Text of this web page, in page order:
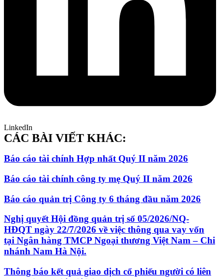
LinkedIn
CÁC BÀI VIẾT KHÁC:
Báo cáo tài chính Hợp nhất Quý II năm 2026
Báo cáo tài chính công ty mẹ Quý II năm 2026
Báo cáo quản trị Công ty 6 tháng đầu năm 2026
Nghị quyết Hội đồng quản trị số 05/2026/NQ-
HĐQT ngày 22/7/2026 về việc thông qua vay vốn
tại Ngân hàng TMCP Ngoại thương Việt Nam – Chi
nhánh Nam Hà Nội.
Thông báo kết quả giao dịch cổ phiếu người có liên